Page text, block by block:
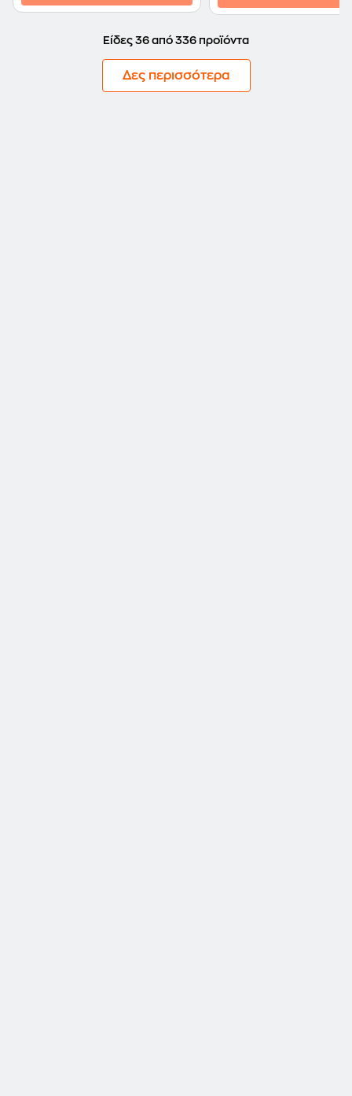
Είδες 36 από 336 προϊόντα
Δες περισσότερα